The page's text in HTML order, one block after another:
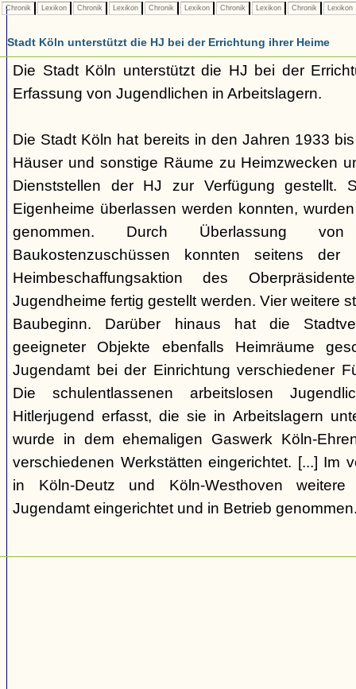
Chronik Lexikon Chronik Lexikon Chronik Lexikon Chronik Lexikon Chronik Lexikon
Stadt Köln unterstützt die HJ bei der Errichtung ihrer Heime
Die Stadt Köln unterstützt die HJ bei der
Erfassung von Jugendlichen in Arbeitslagern.
Die Stadt Köln hat bereits in den Jahren 1933
Häuser und sonstige Räume zu Heimzwecken
Dienststellen der HJ zur Verfügung gestellt.
Eigenheime überlassen werden konnten,
genommen. Durch Überlassung
Baukostenzuschüssen konnten seitens
Heimbeschaffungsaktion des
Jugendheime fertig gestellt werden. Vier weitere
Baubeginn. Darüber hinaus hat die
geeigneter Objekte ebenfalls Heimräume
Jugendamt bei der Einrichtung verschiedener
Die schulentlassenen arbeitslosen
Hitlerjugend erfasst, die sie in Arbeitslagern
wurde in dem ehemaligen Gaswerk Köln-
verschiedenen Werkstätten eingerichtet. [...] Im
in Köln-Deutz und Köln-Westhoven
Jugendamt eingerichtet und in Betrieb